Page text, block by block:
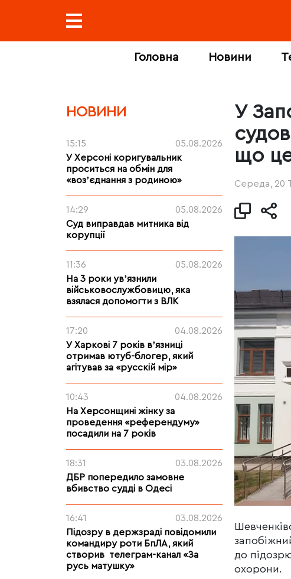
Головна Новини
НОВИНИ
15:15
05.08.2026
У Херсоні коригувальник
проситься на обмін для
«возʼєднання з родиною»
14:29
05.08.2026
Суд виправдав митника від
корупції
11:36
05.08.2026
На 3 роки увʼязнили
військовослужбовицю, яка
взялася допомогти з ВЛК
17:20
04.08.2026
У Харкові 7 років вʼязниці
отримав ютуб-блогер, який
агітував за «русскій мір»
10:43
04.08.2026
На Херсонщині жінку за
проведення «референдуму»
посадили на 7 років
18:31
03.08.2026
ДБР попередило замовне
вбивство судді в Одесі
16:41
03.08.2026
Підозру в держзраді повідомили
командиру роти БпЛА, який
створив телеграм-канал «За
русь матушку»
У
що
Середа, 20
до
охорони.